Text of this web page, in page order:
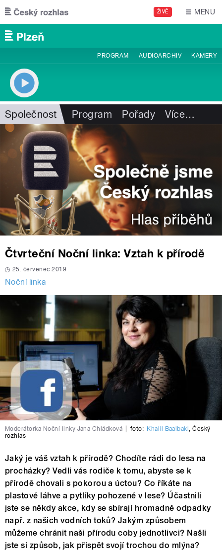
Přejít k hlavnímu obsahu
ŽIVĚ MENU
PROGRAM AUDIOARCHIV KAMERY
Společnost Program Pořady Více…
Čtvrteční Noční linka: Vztah k přírodě
25. červenec 2019
Noční linka
Moderátorka Noční linky Jana Chládková foto: Khalil Baalbaki,Český
rozhlas
Jaký je váš vztah k přírodě? Chodíte rádi do lesa na
procházky? Vedli vás rodiče k tomu, abyste se k
přírodě chovali s pokorou a úctou? Co říkáte na
plastové láhve a pytlíky pohozené v lese? Účastnili
jste se někdy akce, kdy se sbírají hromadně odpadky
např. z našich vodních toků? Jakým způsobem
můžeme chránit naši přírodu coby jednotlivci? Našli
jste si způsob, jak přispět svojí trochou do mlýna?